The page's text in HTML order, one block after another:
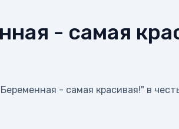
- самая
- самая красивая!" в